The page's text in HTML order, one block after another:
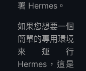
署 Hermes。
如果您想要一個
簡單的專用環境
來運行
Hermes，這是